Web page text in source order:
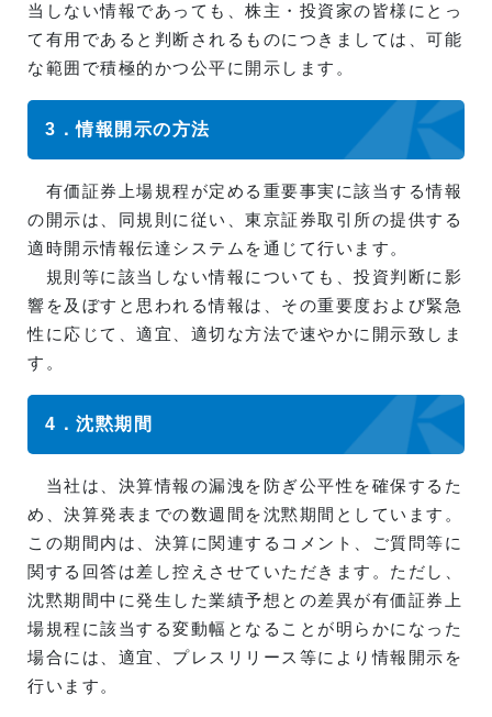
当しない情報であっても、株主・投資家の皆様にとっ
て有用であると判断されるものにつきましては、可能
な範囲で積極的かつ公平に開示します。
3．情報開示の方法
有価証券上場規程が定める重要事実に該当する情報
の開示は、同規則に従い、東京証券取引所の提供する
適時開示情報伝達システムを通じて行います。
規則等に該当しない情報についても、投資判断に影
響を及ぼすと思われる情報は、その重要度および緊急
性に応じて、適宜、適切な方法で速やかに開示致しま
す。
4．沈黙期間
当社は、決算情報の漏洩を防ぎ公平性を確保するた
め、決算発表までの数週間を沈黙期間としています。
この期間内は、決算に関連するコメント、ご質問等に
関する回答は差し控えさせていただきます。ただし、
沈黙期間中に発生した業績予想との差異が有価証券上
場規程に該当する変動幅となることが明らかになった
場合には、適宜、プレスリリース等により情報開示を
行います。